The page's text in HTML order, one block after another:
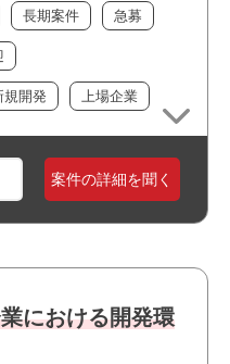
長期案件 急募
規開発 上場企業
案件の詳細を聞く
における開発環
です
くランチにも便利です
の勤務が可能です
V など)の利用経験